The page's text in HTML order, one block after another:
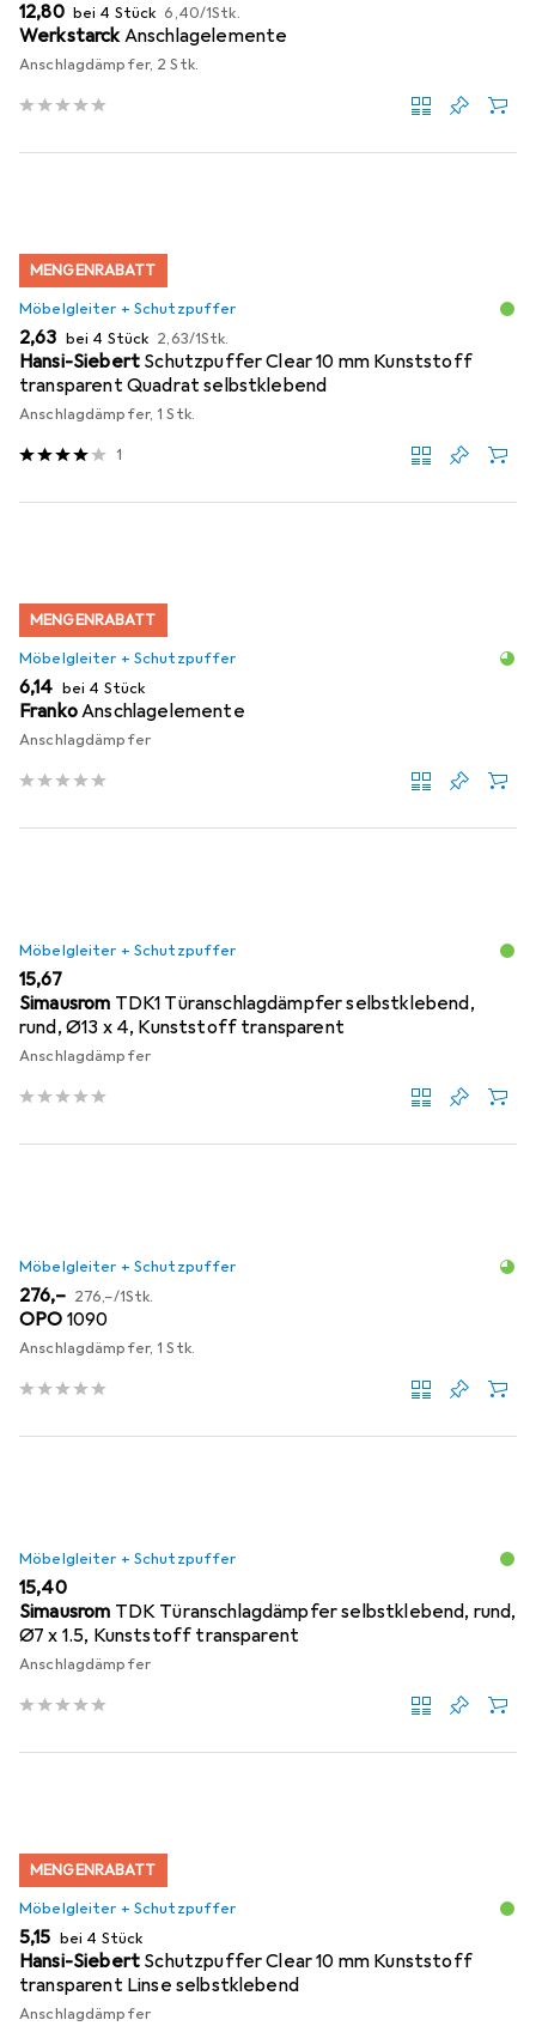
EUR
12,80 bei 4 Stück EUR
6,40/1Stk.
WerkstarckAnschlagelemente
Anschlagdämpfer, 2 Stk.
MENGENRABATT
Möbelgleiter + Schutzpuffer
EUR
2,63 bei 4 Stück EUR
2,63/1Stk.
Hansi-Siebert Schutzpuffer Clear 10 mm Kunststoff
transparent Quadrat selbstklebend
Anschlagdämpfer, 1 Stk.
1
MENGENRABATT
Möbelgleiter + Schutzpuffer
EUR
6,14 bei 4 Stück
FrankoAnschlagelemente
Anschlagdämpfer
Möbelgleiter + Schutzpuffer
EUR
15,67
Simausrom TDK1 Türanschlagdämpfer selbstklebend,
rund, Ø13 x 4, Kunststoff transparent
Anschlagdämpfer
Möbelgleiter + Schutzpuffer
EUR
276,– EUR
276,–/1Stk.
OPO 1090
Anschlagdämpfer, 1 Stk.
Möbelgleiter + Schutzpuffer
EUR
15,40
Simausrom TDK Türanschlagdämpfer selbstklebend, rund,
Ø7 x 1.5, Kunststoff transparent
Anschlagdämpfer
MENGENRABATT
Möbelgleiter + Schutzpuffer
EUR
5,15 bei 4 Stück
Hansi-Siebert Schutzpuffer Clear 10 mm Kunststoff
transparent Linse selbstklebend
Anschlagdämpfer